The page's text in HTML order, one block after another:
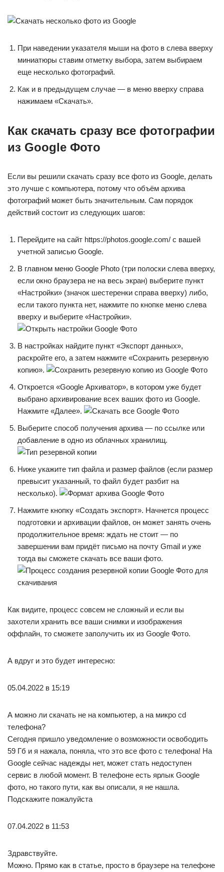
При наведении указателя мыши на фото в слева вверху
миниатюры ставим отметку выбора, затем выбираем
еще несколько фотографий.
Как и в предыдущем случае — в меню вверху справа
нажимаем «Скачать».
Как скачать сразу все фотографии
из Google Фото
Если вы решили скачать сразу все фото из Google, делать
это лучше с компьютера, потому что объём архива
фотографий может быть значительным. Сам порядок
действий состоит из следующих шагов:
Перейдите на сайт https://photos.google.com/ с вашей
учетной записью Google.
В главном меню Google Photo (три полоски слева вверху,
если окно браузера не на весь экран) выберите пункт
«Настройки» (значок шестеренки справа вверху) либо,
если такого пункта нет, нажмите по кнопке меню слева
вверху и выберите «Настройки».
В настройках найдите пункт «Экспорт данных»,
раскройте его, а затем нажмите «Сохранить резервную
копию».
Откроется «Google Архиватор», в котором уже будет
выбрано архивирование всех ваших фото из Google.
Нажмите «Далее».
Выберите способ получения архива — по ссылке или
добавление в одно из облачных хранилищ.
Ниже укажите тип файла и размер файлов (если размер
превысит указанный, то файл будет разбит на
несколько).
Нажмите кнопку «Создать экспорт». Начнется процесс
подготовки и архивации файлов, он может занять очень
продолжительное время: ждать не стоит — по
завершении вам придёт письмо на почту Gmail и уже
тогда вы сможете скачать все ваши фото.
Как видите, процесс совсем не сложный и если вы
захотели хранить все ваши снимки и изображения
оффлайн, то сможете заполучить их из Google Фото.
А вдруг и это будет интересно:
05.04.2022 в 15:19
А можно ли скачать не на компьютер, а на микро cd
телефона?
Сегодня пришло уведомление о возможности освободить
59 Гб и я нажала, поняла, что это все фото с телефона! На
Google сейчас надежды нет, может стать недоступен
сервис в любой момент. В телефоне есть ярлык Google
фото, но такого пути, как вы описали, я не нашла.
Подскажите пожалуйста
07.04.2022 в 11:53
Здравствуйте.
Можно. Прямо как в статье, просто в браузере на телефоне